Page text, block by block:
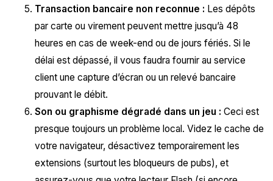
Transaction bancaire non reconnue : Les dépôts
par carte ou virement peuvent mettre jusqu’à 48
heures en cas de week-end ou de jours fériés. Si le
délai est dépassé, il vous faudra fournir au service
client une capture d’écran ou un relevé bancaire
prouvant le débit.
Son ou graphisme dégradé dans un jeu : Ceci est
presque toujours un problème local. Videz le cache de
votre navigateur, désactivez temporairement les
extensions (surtout les bloqueurs de pubs), et